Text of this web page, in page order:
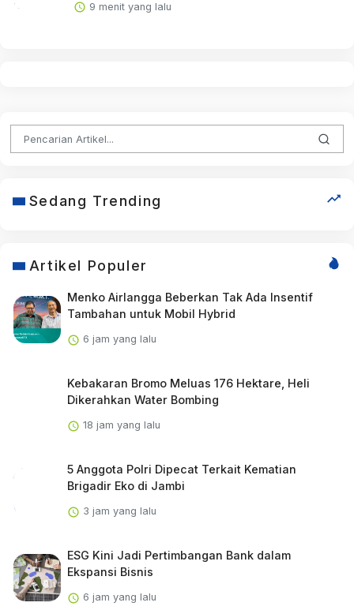
9 menit yang lalu
Sedang Trending
Artikel Populer
Menko Airlangga Beberkan Tak Ada Insentif
Tambahan untuk Mobil Hybrid
6 jam yang lalu
Kebakaran Bromo Meluas 176 Hektare, Heli
Dikerahkan Water Bombing
18 jam yang lalu
5 Anggota Polri Dipecat Terkait Kematian
Brigadir Eko di Jambi
3 jam yang lalu
ESG Kini Jadi Pertimbangan Bank dalam
Ekspansi Bisnis
6 jam yang lalu